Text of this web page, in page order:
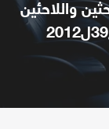
واللاحئين
النازحين داخل اوطانهم ع1 ل2000 -ع39ل2012